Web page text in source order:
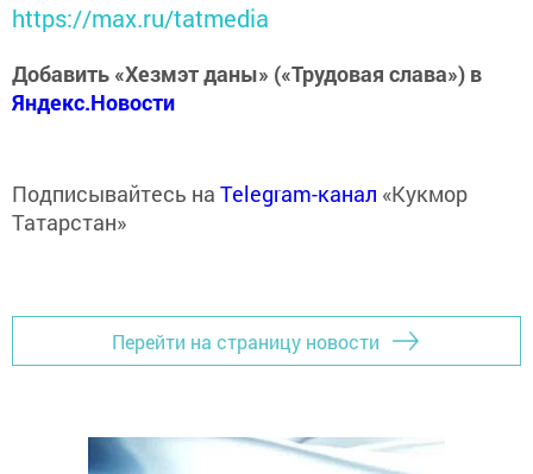
https://max.ru/tatmedia
Добавить «Хезмэт даны» («Трудовая слава») в
Яндекс.Новости
Подписывайтесь на Telegram-канал «Кукмор
Татарстан»
Перейти на страницу новости